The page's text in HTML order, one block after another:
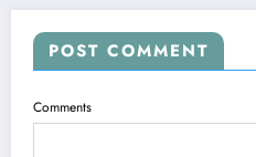
POST COMMENT
Comments